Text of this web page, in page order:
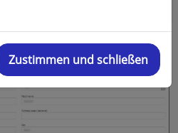
Zustimmen und schließen